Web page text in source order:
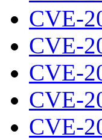
CVE-
CVE-
CVE-
CVE-
CVE-